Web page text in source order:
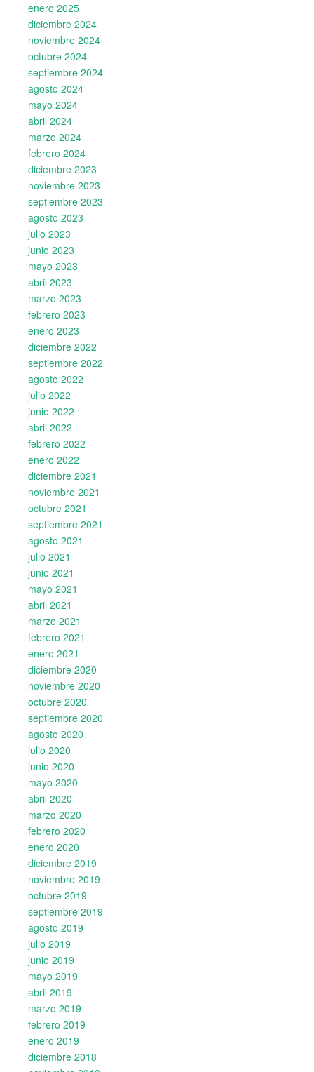
enero 2025
diciembre 2024
noviembre 2024
octubre 2024
septiembre 2024
agosto 2024
mayo 2024
abril 2024
marzo 2024
febrero 2024
diciembre 2023
noviembre 2023
septiembre 2023
agosto 2023
julio 2023
junio 2023
mayo 2023
abril 2023
marzo 2023
febrero 2023
enero 2023
diciembre 2022
septiembre 2022
agosto 2022
julio 2022
junio 2022
abril 2022
febrero 2022
enero 2022
diciembre 2021
noviembre 2021
octubre 2021
septiembre 2021
agosto 2021
julio 2021
junio 2021
mayo 2021
abril 2021
marzo 2021
febrero 2021
enero 2021
diciembre 2020
noviembre 2020
octubre 2020
septiembre 2020
agosto 2020
julio 2020
junio 2020
mayo 2020
abril 2020
marzo 2020
febrero 2020
enero 2020
diciembre 2019
noviembre 2019
octubre 2019
septiembre 2019
agosto 2019
julio 2019
junio 2019
mayo 2019
abril 2019
marzo 2019
febrero 2019
enero 2019
diciembre 2018